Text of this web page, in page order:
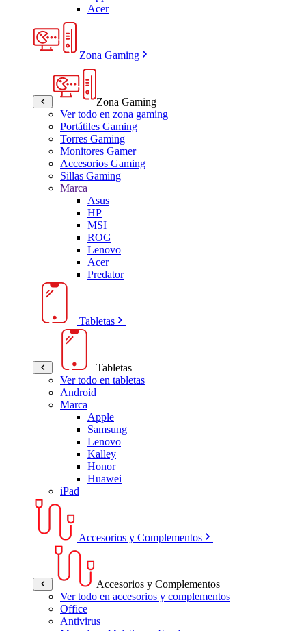
Acer
Zona Gaming
Zona Gaming
Ver todo en zona gaming
Portátiles Gaming
Torres Gaming
Monitores Gamer
Accesorios Gaming
Sillas Gaming
Marca
Asus
HP
MSI
ROG
Lenovo
Acer
Predator
Tabletas
Tabletas
Ver todo en tabletas
Android
Marca
Apple
Samsung
Lenovo
Kalley
Honor
Huawei
iPad
Accesorios y Complementos
Accesorios y Complementos
Ver todo en accesorios y complementos
Office
Antivirus